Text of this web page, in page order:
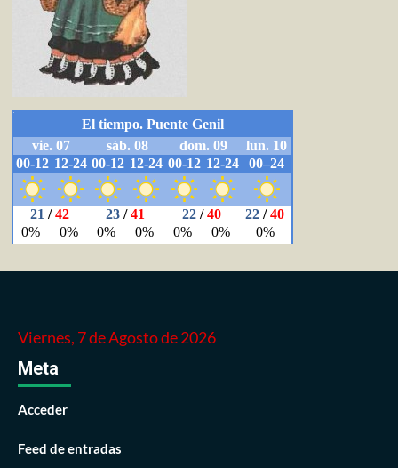
Viernes, 7 de Agosto de 2026
Meta
Acceder
Feed de entradas